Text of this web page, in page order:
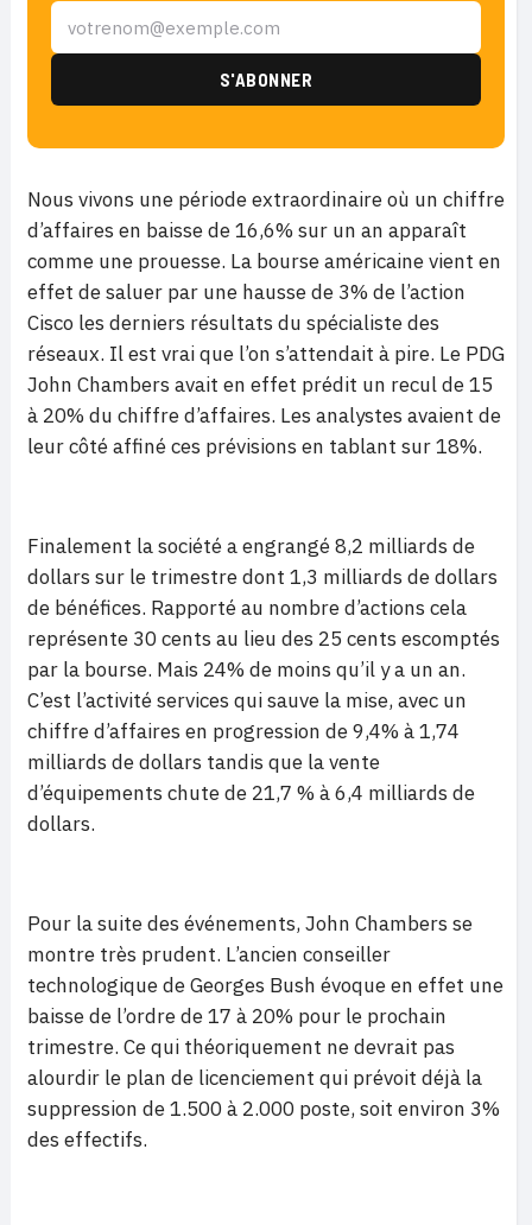
Nous vivons une période extraordinaire où un chiffre
d’affaires en baisse de 16,6% sur un an apparaît
comme une prouesse. La bourse américaine vient en
effet de saluer par une hausse de 3% de l’action
Cisco les derniers résultats du spécialiste des
réseaux. Il est vrai que l’on s’attendait à pire. Le PDG
John Chambers avait en effet prédit un recul de 15
à 20% du chiffre d’affaires. Les analystes avaient de
leur côté affiné ces prévisions en tablant sur 18%.
Finalement la société a engrangé 8,2 milliards de
dollars sur le trimestre dont 1,3 milliards de dollars
de bénéfices. Rapporté au nombre d’actions cela
représente 30 cents au lieu des 25 cents escomptés
par la bourse. Mais 24% de moins qu’il y a un an.
C’est l’activité services qui sauve la mise, avec un
chiffre d’affaires en progression de 9,4% à 1,74
milliards de dollars tandis que la vente
d’équipements chute de 21,7 % à 6,4 milliards de
dollars.
Pour la suite des événements, John Chambers se
montre très prudent. L’ancien conseiller
technologique de Georges Bush évoque en effet une
baisse de l’ordre de 17 à 20% pour le prochain
trimestre. Ce qui théoriquement ne devrait pas
alourdir le plan de licenciement qui prévoit déjà la
suppression de 1.500 à 2.000 poste, soit environ 3%
des effectifs.